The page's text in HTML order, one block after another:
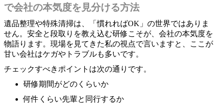
で会社の本気度を見分ける方法
遺品整理や特殊清掃は、「慣れればOK」の世界ではありま
せん。安全と段取りを教え込む研修こそが、会社の本気度を
物語ります。現場を見てきた私の視点で言いますと、ここが
甘い会社はケガやトラブルも多いです。
チェックすべきポイントは次の通りです。
研修期間がどのくらいか
何件くらい先輩と同行するか